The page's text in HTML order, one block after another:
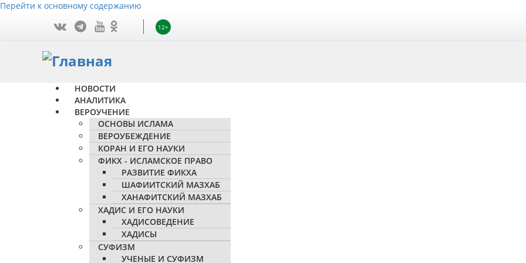
Перейти к основному содержанию
12+
НОВОСТИ
АНАЛИТИКА
ВЕРОУЧЕНИЕ
ОСНОВЫ ИСЛАМА
ВЕРОУБЕЖДЕНИЕ
КОРАН И ЕГО НАУКИ
ФИКХ - ИСЛАМСКОЕ ПРАВО
РАЗВИТИЕ ФИКХА
ШАФИИТСКИЙ МАЗХАБ
ХАНАФИТСКИЙ МАЗХАБ
ХАДИС И ЕГО НАУКИ
ХАДИСОВЕДЕНИЕ
ХАДИСЫ
СУФИЗМ
УЧЕНЫЕ И СУФИЗМ